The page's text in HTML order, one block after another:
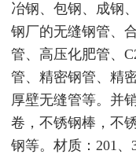
冶钢、包钢、成钢
钢厂的无缝钢管、
管、高压化肥管、
管、精密钢管、精
厚壁无缝管等。并
卷，不锈钢棒，不
钢等。材质：201、